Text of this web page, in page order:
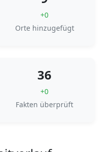
+0
Orte hinzugefügt
36
+0
Fakten überprüft